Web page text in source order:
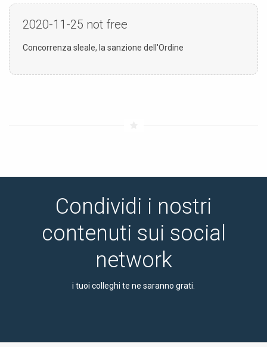
2020-11-25 not free
Concorrenza sleale, la sanzione dell'Ordine
Condividi i nostri
contenuti sui social
network
i tuoi colleghi te ne saranno grati.